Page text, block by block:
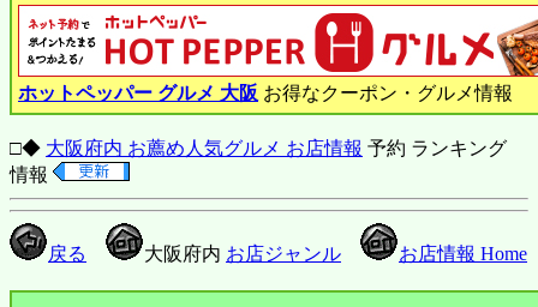
ホットペッパー グルメ 大阪 お得なクーポン・グルメ情報
□◆ 大阪府内 お薦め人気グルメ お店情報 予約 ランキング
情報
戻る 大阪府内 お店ジャンル お店情報 Home